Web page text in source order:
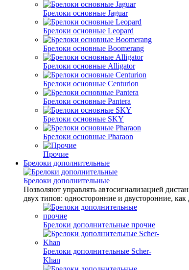
Брелоки основные Jaguar
Брелоки основные Leopard
Брелоки основные Boomerang
Брелоки основные Alligator
Брелоки основные Centurion
Брелоки основные Pantera
Брелоки основные SKY
Брелоки основные Pharaon
Прочие
Брелоки дополнительные
Брелоки дополнительные
Позволяют управлять автосигнализацией
двух типов: односторонние и двусторонние,
Брелоки дополнительные прочие
Брелоки дополнительные Scher-
Khan